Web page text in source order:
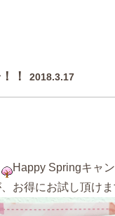
！ 2018.3.17
Happy Springキャ
お得にお試し頂け